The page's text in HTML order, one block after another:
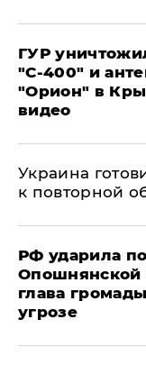
ГУР
"С‑400" и
"Орион" в
видео
Украина
к повторной
РФ ударила
глава
угрозе